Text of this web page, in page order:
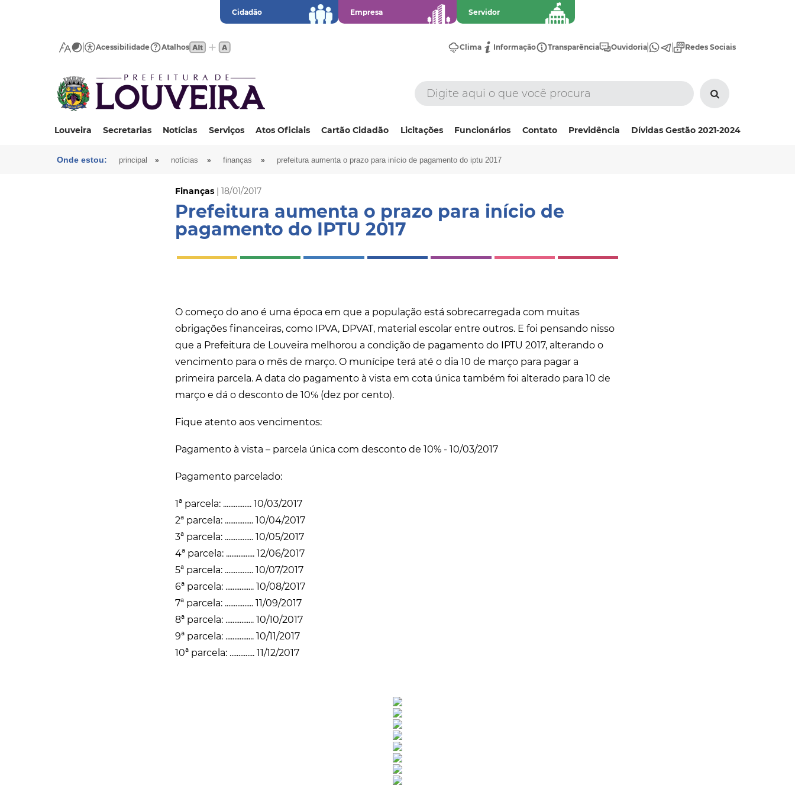
Cidadão Empresa Servidor
Acessibilidade Atalhos Clima Informação Transparência Ouvidoria Redes Sociais
Louveira Secretarias Notícias Serviços Atos Oficiais Cartão Cidadão Licitações Funcionários Contato Previdência Dívidas Gestão 2021-2024
Onde estou: principal » notícias » finanças » prefeitura aumenta o prazo para início de pagamento do iptu 2017
Finanças | 18/01/2017
Prefeitura aumenta o prazo para início de
pagamento do IPTU 2017
O começo do ano é uma época em que a população está sobrecarregada com muitas
obrigações financeiras, como IPVA, DPVAT, material escolar entre outros. E foi pensando nisso
que a Prefeitura de Louveira melhorou a condição de pagamento do IPTU 2017, alterando o
vencimento para o mês de março. O munícipe terá até o dia 10 de março para pagar a
primeira parcela. A data do pagamento à vista em cota única também foi alterado para 10 de
março e dá o desconto de 10℅ (dez por cento).
Fique atento aos vencimentos:
Pagamento à vista – parcela única com desconto de 10% - 10/03/2017
Pagamento parcelado:
1ª parcela: ................ 10/03/2017
2ª parcela: ................ 10/04/2017
3ª parcela: ................ 10/05/2017
4ª parcela: ................ 12/06/2017
5ª parcela: ................ 10/07/2017
6ª parcela: ................ 10/08/2017
7ª parcela: ................ 11/09/2017
8ª parcela: ................ 10/10/2017
9ª parcela: ................ 10/11/2017
10ª parcela: .............. 11/12/2017